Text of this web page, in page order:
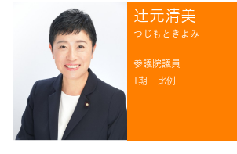
辻󠄀元清美
つじもときよみ
参議院議員
1期 比例